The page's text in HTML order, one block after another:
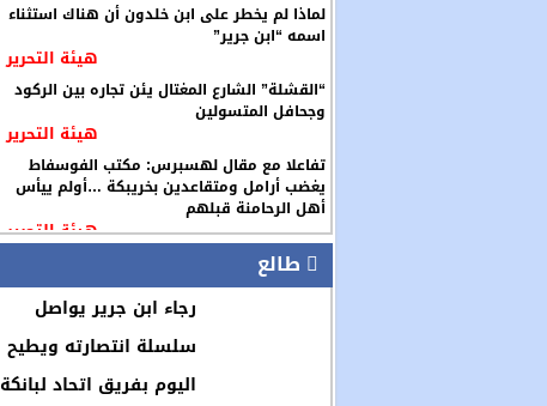
لماذا لم يخطر على ابن خلدون أن هناك استثناء
اسمه “ابن جرير”
هيئة التحرير
“القشلة” الشارع المغتال يئن تجاره بين الركود
وجحافل المتسولين
هيئة التحرير
تفاعلا مع مقال لهسبرس: مكتب الفوسفاط
يغضب أرامل ومتقاعدين بخريبكة …أولم ييأس
أهل الرحامنة قبلهم
هيئة التحرير
طالع
رجاء ابن جرير يواصل
سلسلة انتصارته ويطيح
اليوم بفريق اتحاد لبانكة